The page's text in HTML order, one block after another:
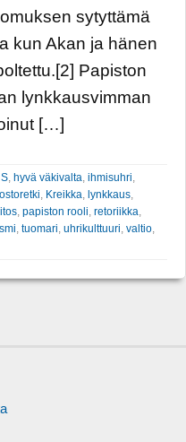
sytyttämä
kun Akan ja hänen
Papiston
lynkkausvimman
[…]
hyvä väkivalta ihmisuhri
Kreikka lynkkaus
papiston rooli retoriikka
tuomari uhrikulttuuri valtio